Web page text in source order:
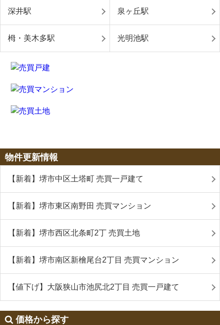
深井駅 泉ヶ丘駅
栂・美木多駅 光明池駅
物件更新情報
【新着】堺市中区土塔町 売買一戸建て
【新着】堺市東区南野田 売買マンション
【新着】堺市西区北条町2丁 売買土地
【新着】堺市南区新檜尾台2丁目 売買マンション
【値下げ】大阪狭山市池尻北2丁目 売買一戸建て
価格から探す